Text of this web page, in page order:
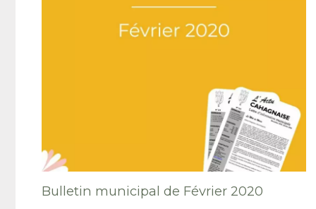
Bulletin municipal de Février 2020